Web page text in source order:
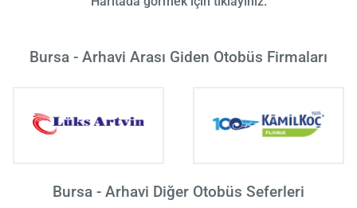
Bursa - Arhavi Arası Giden Otobüs Firmaları
Bursa - Arhavi Diğer Otobüs Seferleri